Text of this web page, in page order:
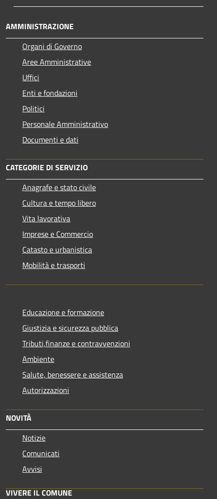
AMMINISTRAZIONE
Organi di Governo
Aree Amministrative
Uffici
Enti e fondazioni
Politici
Personale Amministrativo
Documenti e dati
CATEGORIE DI SERVIZIO
Anagrafe e stato civile
Cultura e tempo libero
Vita lavorativa
Imprese e Commercio
Catasto e urbanistica
Mobilità e trasporti
Educazione e formazione
Giustizia e sicurezza pubblica
Tributi,finanze e contravvenzioni
Ambiente
Salute, benessere e assistenza
Autorizzazioni
NOVITÀ
Notizie
Comunicati
Avvisi
VIVERE IL COMUNE